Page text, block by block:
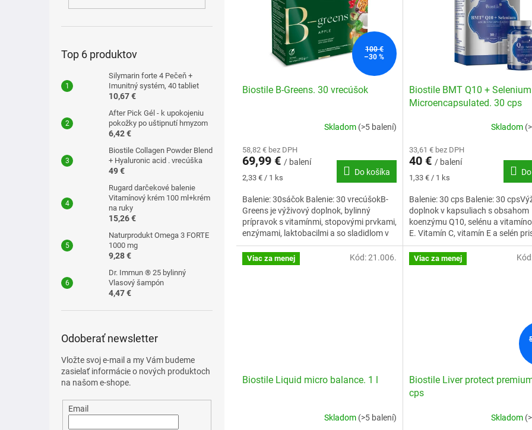
Top 6 produktov
Silymarin forte 4 Pečeň +
Imunitný systém, 40 tabliet
10,67 €
After Pick Gél - k upokojeniu
pokožky po uštipnutí hmyzom
6,42 €
Biostile Collagen Powder Blend
+ Hyaluronic acid . vrecúška
49 €
Rugard darčekové balenie
Vitamínový krém 100 ml+krém
na ruky
15,26 €
Naturprodukt Omega 3 FORTE
1000 mg
9,28 €
Dr. Immun ® 25 bylinný
Vlasový šampón
4,47 €
Odoberať newsletter
Vložte svoj e-mail a my Vám budeme
zasielať informácie o nových produktoch
na našom e-shope.
Email
100 €
–30 %
Biostile B-Greens. 30 vrecúšok
Skladom (>5 balení)
58,82 € bez DPH
69,99 € / balení
Jednotková
2,33 € / 1 ks
Do košíka
Balenie: 30sáčok Balenie: 30 vrecúšokB-
Greens je výživový doplnok, bylinný
prípravok s vitamínmi, stopovými prvkami,
enzýmami, laktobacilmi a so sladidlom v
prášku na prípravu...
Biostile BMT Q10 + Selenium
Microencapsulated. 30 cps
Skladom
33,61 € bez DPH
40 € / balení
Jednotková
1,33 € / 1 ks
Balenie: 30 cps Balenie: 30
doplnok v kapsuliach s obsahom
koenzýmu Q10, selénu a
E. Vitamín C, vitamín E a selén
k ochrane buniek pred...
Viac za menej
Biostile Liquid micro balance. 1 l
Skladom (>5 balení)
Kód:21.006. Viac za menej
Biostile Liver protect
cps
Skladom